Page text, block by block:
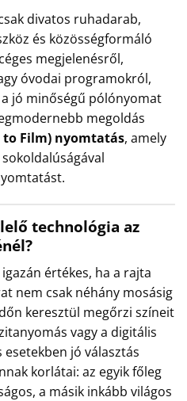
divatos ruhadarab,
és közösségformáló
megjelenésről,
óvodai programokról,
jó minőségű pólónyomat
megoldás
to Film) nyomtatás, amely
technológia az
értékes, ha a rajta
nem csak néhány mosásig
keresztül megőrzi színeit
vagy a digitális
jó választás
korlátai: az egyik főleg
a másik inkább világos